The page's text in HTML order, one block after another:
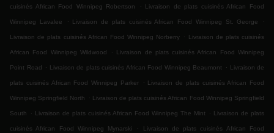
cuisinés African Food Winnipeg Robertson . Livraison de plats cuisinés African Food
Winnipeg Lavalee . Livraison de plats cuisinés African Food Winnipeg St. George .
Livraison de plats cuisinés African Food Winnipeg Norberry . Livraison de plats cuisinés
African Food Winnipeg Wildwood . Livraison de plats cuisinés African Food Winnipeg
Point Road . Livraison de plats cuisinés African Food Winnipeg Beaumont . Livraison de
plats cuisinés African Food Winnipeg Parker . Livraison de plats cuisinés African Food
Winnipeg Springfield North . Livraison de plats cuisinés African Food Winnipeg Springfield
South . Livraison de plats cuisinés African Food Winnipeg The Mint . Livraison de plats
cuisinés African Food Winnipeg Mynarski . Livraison de plats cuisinés African Food